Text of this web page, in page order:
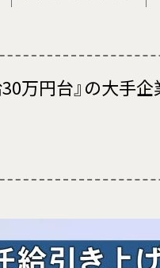
万円台』の大手